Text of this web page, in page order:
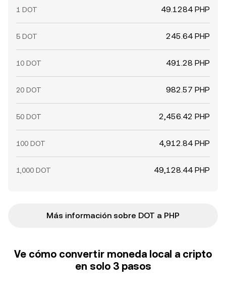
1 DOT 49.1284 PHP
5 DOT 245.64 PHP
10 DOT 491.28 PHP
20 DOT 982.57 PHP
50 DOT 2,456.42 PHP
100 DOT 4,912.84 PHP
1,000 DOT 49,128.44 PHP
Más información sobre DOT a PHP
Ve cómo convertir moneda local a cripto
en solo 3 pasos